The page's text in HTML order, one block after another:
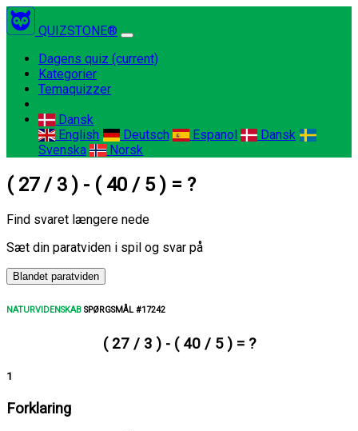
QUIZSTONE®
Dagens quiz (current)
Kategorier
Temaquizzer
Dansk
English
Deutsch Espanol
Dansk
Svenska
Norsk
( 27 / 3 ) - ( 40 / 5 ) = ?
Find svaret længere nede
Sæt din paratviden i spil og svar på
Blandet paratviden
NATURVIDENSKAB SPØRGSMÅL #17242
( 27 / 3 ) - ( 40 / 5 ) = ?
1
Forklaring